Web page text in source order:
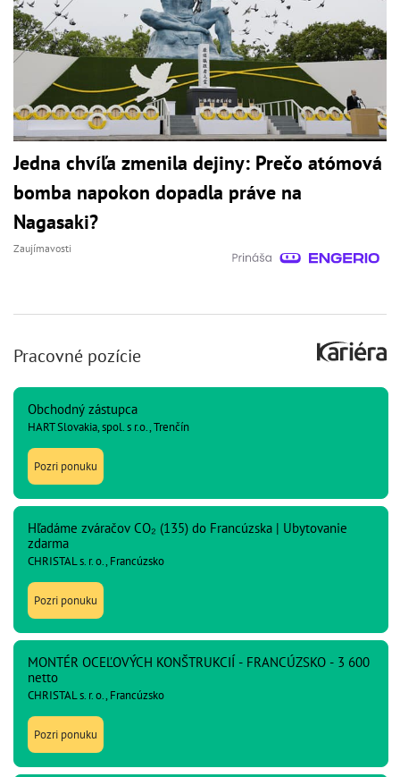
Jedna chvíľa zmenila dejiny: Prečo atómová
bomba napokon dopadla práve na
Nagasaki?
Zaujímavosti
Pracovné pozície
Obchodný zástupca
HART Slovakia, spol. s r.o., Trenčín
Pozri ponuku
Hľadáme zváračov CO₂ (135) do Francúzska | Ubytovanie
zdarma
CHRISTAL s. r. o., Francúzsko
Pozri ponuku
MONTÉR OCEĽOVÝCH KONŠTRUKCIÍ - FRANCÚZSKO - 3 600
netto
CHRISTAL s. r. o., Francúzsko
Pozri ponuku